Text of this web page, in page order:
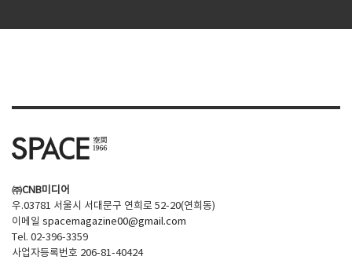
㈜CNB미디어
우.03781 서울시 서대문구 연희로 52-20(연희동)
이메일 spacemagazine00@gmail.com
Tel. 02-396-3359
사업자등록번호 206-81-40424